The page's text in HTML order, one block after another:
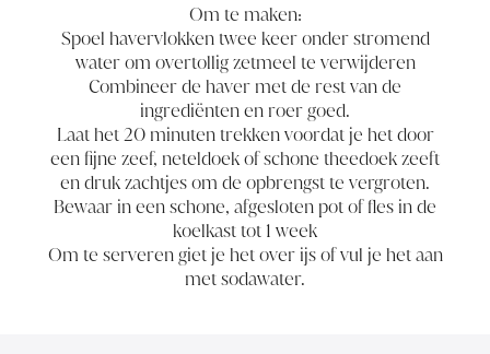
Om te maken:
Spoel havervlokken twee keer onder stromend
water om overtollig zetmeel te verwijderen
Combineer de haver met de rest van de
ingrediënten en roer goed.
Laat het 20 minuten trekken voordat je het door
een fijne zeef, neteldoek of schone theedoek zeeft
en druk zachtjes om de opbrengst te vergroten.
Bewaar in een schone, afgesloten pot of fles in de
koelkast tot 1 week
Om te serveren giet je het over ijs of vul je het aan
met sodawater.